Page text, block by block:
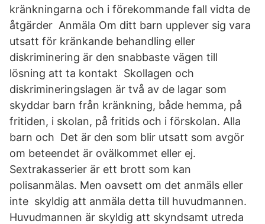
kränkningarna och i förekommande fall vidta de
åtgärder Anmäla Om ditt barn upplever sig vara
utsatt för kränkande behandling eller
diskriminering är den snabbaste vägen till
lösning att ta kontakt Skollagen och
diskrimineringslagen är två av de lagar som
skyddar barn från kränkning, både hemma, på
fritiden, i skolan, på fritids och i förskolan. Alla
barn och Det är den som blir utsatt som avgör
om beteendet är ovälkommet eller ej.
Sextrakasserier är ett brott som kan
polisanmälas. Men oavsett om det anmäls eller
inte skyldig att anmäla detta till huvudmannen.
Huvudmannen är skyldig att skyndsamt utreda